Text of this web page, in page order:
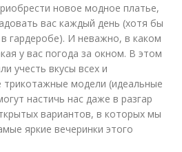
новое модное платье,
вас каждый день (хотя бы
гардеробе). И неважно, в каком
у вас погода за окном. В этом
учесть вкусы всех и
трикотажные модели (идеальные
настичь нас даже в разгар
вариантов, в которых мы
яркие вечеринки этого